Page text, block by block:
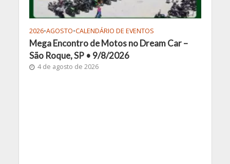
2026•AGOSTO•CALENDÁRIO DE EVENTOS
Mega Encontro de Motos no Dream Car –
São Roque, SP • 9/8/2026
4 de agosto de 2026